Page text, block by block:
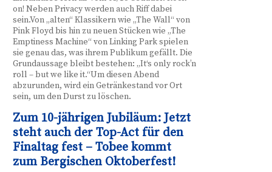
on! Neben Privacy werden auch Riff dabei
sein.Von „alten“ Klassikern wie „The Wall“ von
Pink Floyd bis hin zu neuen Stücken wie „The
Emptiness Machine“ von Linking Park spielen
sie genau das, was ihrem Publikum gefällt. Die
Grundaussage bleibt bestehen: „It‘s only rock’n
roll – but we like it.“Um diesen Abend
abzurunden, wird ein Getränkestand vor Ort
sein, um den Durst zu löschen.
Zum 10-jährigen Jubiläum: Jetzt
steht auch der Top-Act für den
Finaltag fest – Tobee kommt
zum Bergischen Oktoberfest!